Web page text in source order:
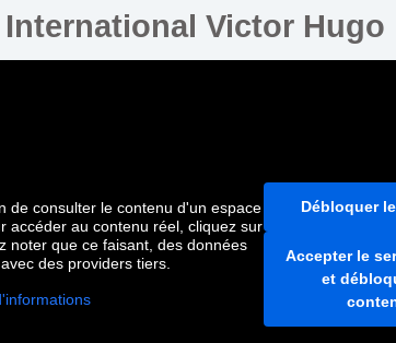
Victor Hugo
de consulter le contenu d'un espace
accéder au contenu réel, cliquez sur
noter que ce faisant, des données
des providers tiers.
Débloquer
Accepter le
et